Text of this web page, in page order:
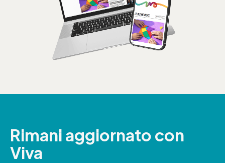
Rimani aggiornato con
Viva